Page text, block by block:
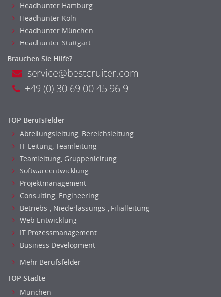
Headhunter Hamburg
Headhunter Koln
Headhunter München
Headhunter Stuttgart
Brauchen Sie Hilfe?
service@bestcruiter.com
+49 (0) 30 69 00 45 96 9
TOP Berufsfelder
Abteilungsleitung, Bereichsleitung
IT Leitung, Teamleitung
Teamleitung, Gruppenleitung
Softwareentwicklung
Projektmanagement
Consulting, Engineering
Betriebs-, Niederlassungs-, Filialleitung
Web-Entwicklung
IT Prozessmanagement
Business Development
Mehr Berufsfelder
TOP Städte
München